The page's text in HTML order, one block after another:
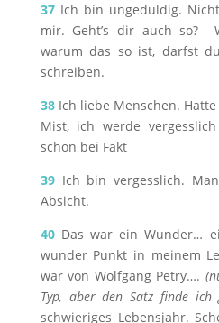
37Ich bin ungeduldig.
mir. Geht’s dir auch so?
warum das so ist, darfst
schreiben.
38Ich liebe Menschen.
Mist, ich werde
schon bei Fakt
39Ich bin vergesslich.
Absicht.
40Das war ein Wunder…
wunder Punkt in meinem
war von Wolfgang Petry….
Typ, aber den Satz finde ich
schwieriges Lebensjahr.